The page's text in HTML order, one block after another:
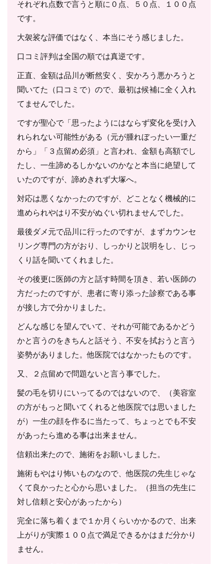
それぞれ点数で言うと順に０点、５０点、１００点
です。
大袈裟な評価ではなく、本当にそう感じました。
口コミ評判は全国の順では真逆です。
正直、金額は品川が断然安く、安かろう悪かろうと
聞いてた（口コミで）ので、最初は候補に全く入れ
てませんでした。
ですが聖心で「思ったようにはならず変化を受け入
れられない可能性がある（元が腫れぼったい一重だ
から」「３点留め必須」と言われ、金額も高額でし
たし、一生諦めるしかないのかなと本当に絶望して
いたのですが、諦めきれず大塚へ。
対応は悪くなかったのですが、どことなく機械的に
進められやはり不安がぬぐい切れませんでした。
最後ダメ元で品川に行ったのですが、まずカウンセ
リング専門の方がおり、しっかりと説明をし、じっ
くり話を聞いてくれました。
その後更に医師の方と話す時間を頂き、若い医師の
方だったのですが、患者に寄り添った診察である事
が接し方で分かりました。
どんな感じを望んでいて、それが可能であるかどう
かと言うのをきちんと話そう、不安を拭おうと言う
姿勢がありました。他医院ではなかったものです。
又、２点留めで問題ないと言う事でした。
髪の毛を切りにいってるのではないので、（美容室
の方がもっと聞いてくれると他医院では思いました
が）一生の顔を作るに当たって、ちょっとでも不安
があったら進める事は出来ません。
信頼出来たので、施術をお願いしました。
施術もやはり怖いものなので、他医院の先生じゃな
くて良かったと心から思いました。（担当の先生に
対し信頼と安心があったから）
完全に落ち着くまで１か月くらいかかるので、出来
上がりが実際１００点で満足できるかはまだ分かり
ません。